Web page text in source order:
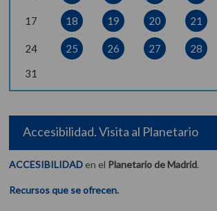
17 18 19 20 21
24 25 26 27 28
31
Accesibilidad. Visita al Planetario
ACCESIBILIDAD en el Planetario de Madrid.
Recursos que se ofrecen.